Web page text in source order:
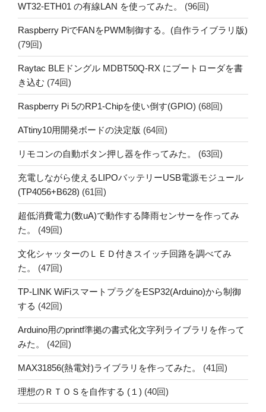
WT32-ETH01 の有線LAN を使ってみた。 (96回)
Raspberry PiでFANをPWM制御する。(自作ライブラリ版)
(79回)
Raytac BLEドングル MDBT50Q-RX にブートローダを書
き込む (74回)
Raspberry Pi 5のRP1-Chipを使い倒す(GPIO) (68回)
ATtiny10用開発ボードの決定版 (64回)
リモコンの自動ボタン押し器を作ってみた。 (63回)
充電しながら使えるLIPOバッテリーUSB電源モジュール
(TP4056+B628) (61回)
超低消費電力(数uA)で動作する降雨センサーを作ってみ
た。
(49回)
文化シャッターのＬＥＤ付きスイッチ回路を調べてみ
た。
(47回)
TP-LINK WiFiスマートプラグをESP32(Arduino)から制御
する (42回)
Arduino用のprintf準拠の書式化文字列ライブラリを作って
みた。
(42回)
MAX31856(熱電対)ライブラリを作ってみた。 (41回)
理想のＲＴＯＳを自作する (１) (40回)